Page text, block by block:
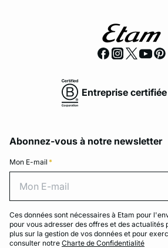
Entreprise
Abonnez-vous à notre newsletter
Mon E-mail *
Ces données sont nécessaires à Etam pour
pour vous adresser des offres et des actualités
plus sur la gestion de vos données et pour
consulter notre Charte de Confidentialité